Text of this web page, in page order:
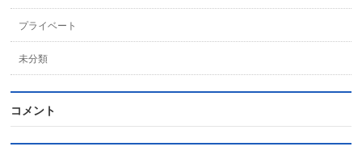
プライベート
未分類
コメント